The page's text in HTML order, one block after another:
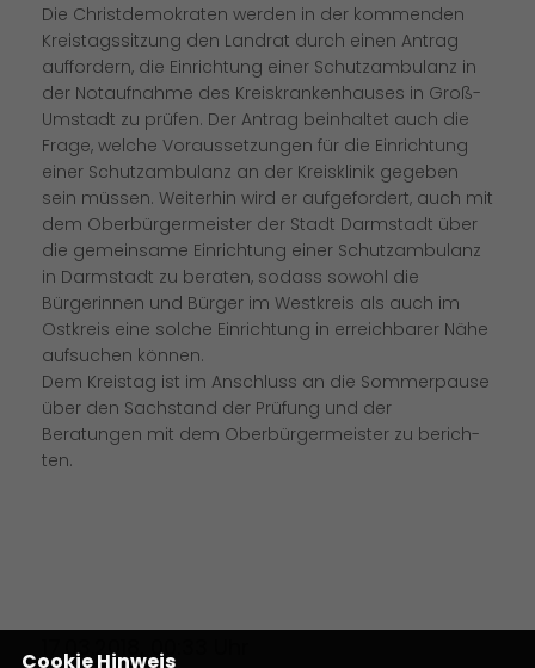
Die Christdemokraten werden in der kommenden
Kreistagssitzung den Landrat durch einen Antrag
auffordern, die Einrichtung einer Schutzambulanz in
der Notaufnahme des Kreiskrankenhauses in Groß-
Umstadt zu prüfen. Der Antrag beinhaltet auch die
Frage, welche Voraussetzungen für die Einrichtung
einer Schutzambulanz an der Kreisklinik gegeben
sein müssen. Weiterhin wird er aufgefordert, auch mit
dem Oberbürgermeister der Stadt Darmstadt über
die gemeinsame Einrichtung einer Schutzambulanz
in Darmstadt zu beraten, sodass sowohl die
Bürgerinnen und Bürger im Westkreis als auch im
Ostkreis eine solche Einrichtung in erreichbarer Nähe
aufsuchen können.
Dem Kreistag ist im Anschluss an die Sommerpause
über den Sachstand der Prüfung und der
Beratungen mit dem Oberbürgermeister zu berich-
ten.
17.03.2018, 00:33 Uhr
Cookie Hinweis